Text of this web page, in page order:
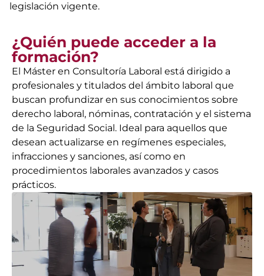
legislación vigente.
¿Quién puede acceder a la
formación?
El Máster en Consultoría Laboral está dirigido a
profesionales y titulados del ámbito laboral que
buscan profundizar en sus conocimientos sobre
derecho laboral, nóminas, contratación y el sistema
de la Seguridad Social. Ideal para aquellos que
desean actualizarse en regímenes especiales,
infracciones y sanciones, así como en
procedimientos laborales avanzados y casos
prácticos.